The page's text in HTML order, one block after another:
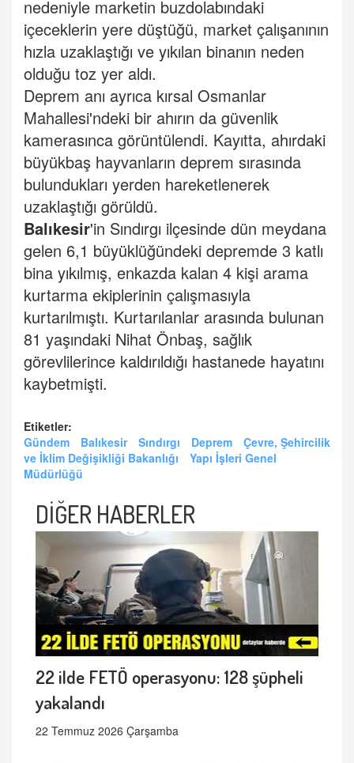
nedeniyle marketin buzdolabındaki
içeceklerin yere düştüğü, market çalışanının
hızla uzaklaştığı ve yıkılan binanın neden
olduğu toz yer aldı.
Deprem anı ayrıca kırsal Osmanlar
Mahallesi'ndeki bir ahırın da güvenlik
kamerasınca görüntülendi. Kayıtta, ahırdaki
büyükbaş hayvanların deprem sırasında
bulundukları yerden hareketlenerek
uzaklaştığı görüldü.
Balıkesir'in Sındırgı ilçesinde dün meydana
gelen 6,1 büyüklüğündeki depremde 3 katlı
bina yıkılmış, enkazda kalan 4 kişi arama
kurtarma ekiplerinin çalışmasıyla
kurtarılmıştı. Kurtarılanlar arasında bulunan
81 yaşındaki Nihat Önbaş, sağlık
görevlilerince kaldırıldığı hastanede hayatını
kaybetmişti.
Etiketler:
Gündem
Balıkesir Sındırgı Deprem
Çevre, Şehircilik
ve İklim Değişikliği Bakanlığı
Yapı İşleri Genel
Müdürlüğü
DİĞER HABERLER
22 ilde FETÖ operasyonu: 128 şüpheli
yakalandı
22 Temmuz 2026 Çarşamba